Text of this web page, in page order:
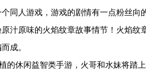
人游戏，游戏的剧情有一点粉丝向
汁原味的火焰纹章故事情节！火焰纹
成。
休闲益智类手游，火哥和水妹将踏